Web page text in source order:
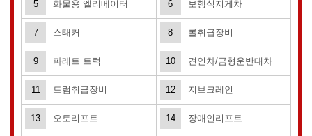
5 화물용 엘리베이터 6 보행식지게차
7 스태커 8 롤취급장비
9 파레트 트럭 10 견인차/금형운반대차
11 드럼취급장비 12 지브크레인
13 오토리프트 14 장애인리프트